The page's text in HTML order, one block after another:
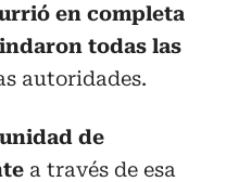
en completa
todas las
autoridades.
de
a través de esa